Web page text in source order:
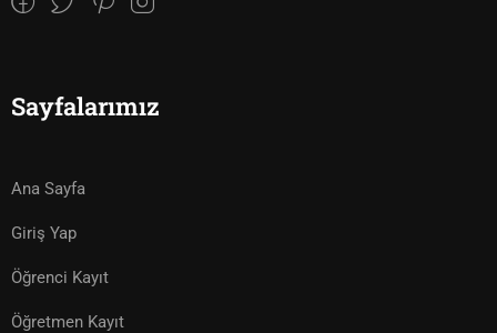
Sayfalarımız
Ana Sayfa
Giriş Yap
Öğrenci Kayıt
Öğretmen Kayıt